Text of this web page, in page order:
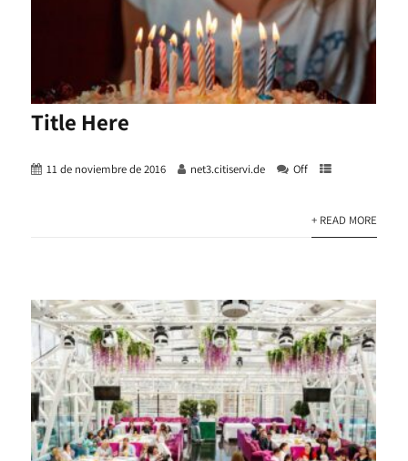
Title Here
11 de noviembre de 2016 net3.citiservi.de Off
+ READ MORE